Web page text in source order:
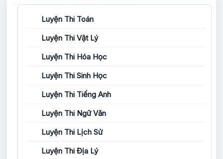
Luyện Thi Toán
Luyện Thi Vật Lý
Luyện Thi Hóa Học
Luyện Thi Sinh Học
Luyện Thi Tiếng Anh
Luyện Thi Ngữ Văn
Luyện Thi Lịch Sử
Luyện Thi Địa Lý